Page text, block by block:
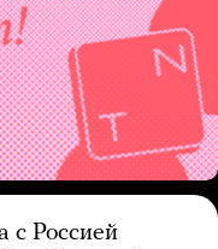
с Россией